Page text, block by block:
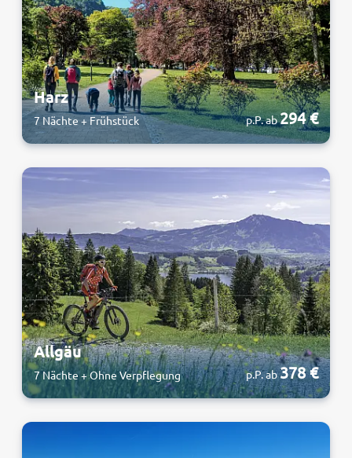
Harz
7 Nächte + Frühstück p.P. ab294 €
Allgäu
7 Nächte + Ohne Verpflegung p.P. ab378 €